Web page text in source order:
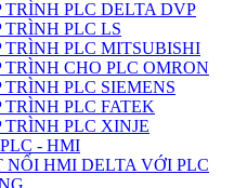
TRÌNH PLC DELTA DVP
TRÌNH PLC LS
TRÌNH PLC MITSUBISHI
TRÌNH CHO PLC OMRON
TRÌNH PLC SIEMENS
TRÌNH PLC FATEK
TRÌNH PLC XINJE
- HMI
NỐI HMI DELTA VỚI PLC